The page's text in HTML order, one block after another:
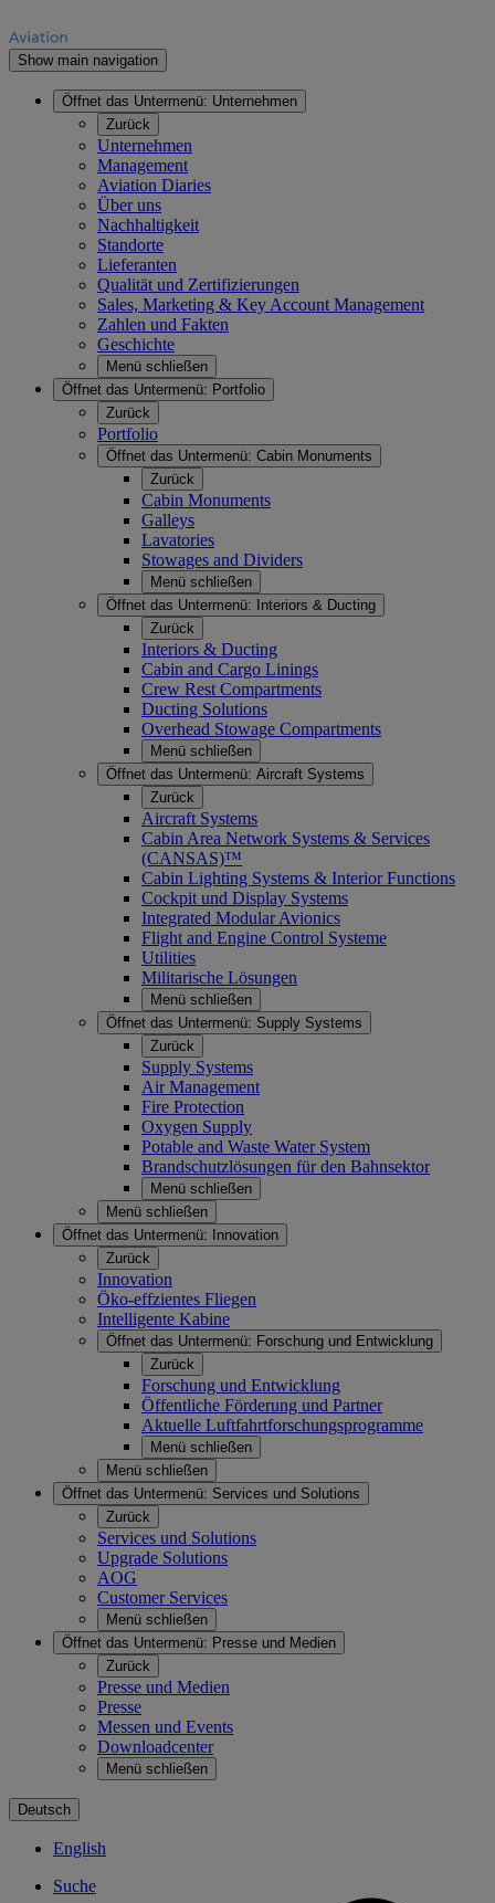
Show main navigation
Öffnet das Untermenü: Unternehmen
Zurück
Unternehmen
Management
Aviation Diaries
Über uns
Nachhaltigkeit
Standorte
Lieferanten
Qualität und Zertifizierungen
Sales, Marketing & Key Account Management
Zahlen und Fakten
Geschichte
Menü schließen
Öffnet das Untermenü: Portfolio
Zurück
Portfolio
Öffnet das Untermenü: Cabin Monuments
Zurück
Cabin Monuments
Galleys
Lavatories
Stowages and Dividers
Menü schließen
Öffnet das Untermenü:
Interiors & Ducting
Zurück
Interiors & Ducting
Cabin and Cargo Linings
Crew Rest Compartments
Ducting Solutions
Overhead Stowage Compartments
Menü schließen
Öffnet das Untermenü: Aircraft Systems
Zurück
Aircraft Systems
Cabin Area Network Systems & Services
(CANSAS)™
Cabin Lighting Systems & Interior Functions
Cockpit und Display Systems
Integrated Modular Avionics
Flight and Engine Control Systeme
Utilities
Militarische Lösungen
Menü schließen
Öffnet das Untermenü: Supply Systems
Zurück
Supply Systems
Air Management
Fire Protection
Oxygen Supply
Potable and Waste Water System
Brandschutzlösungen für den Bahnsektor
Menü schließen
Menü schließen
Öffnet das Untermenü:
Innovation
Zurück
Innovation
Öko-effzientes Fliegen
Intelligente Kabine
Öffnet das Untermenü: Forschung und Entwicklung
Zurück
Forschung und Entwicklung
Öffentliche Förderung und Partner
Aktuelle Luftfahrtforschungsprogramme
Menü schließen
Menü schließen
Öffnet das Untermenü: Services und Solutions
Zurück
Services und Solutions
Upgrade Solutions
AOG
Customer Services
Menü schließen
Öffnet das Untermenü: Presse und Medien
Zurück
Presse und Medien
Presse
Messen und Events
Downloadcenter
Menü schließen
Deutsch
English
Suche